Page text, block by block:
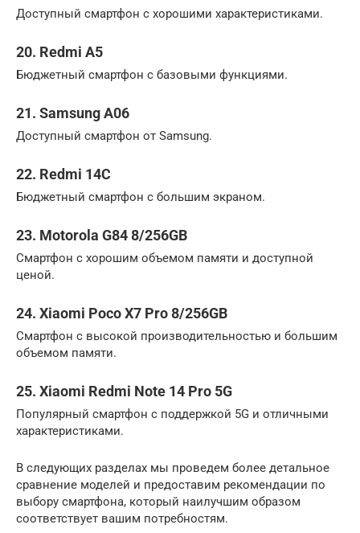
Доступный смартфон с хорошими характеристиками.
20. Redmi A5
Бюджетный смартфон с базовыми функциями.
21. Samsung A06
Доступный смартфон от Samsung.
22. Redmi 14C
Бюджетный смартфон с большим экраном.
23. Motorola G84 8/256GB
Смартфон с хорошим объемом памяти и доступной
ценой.
24. Xiaomi Poco X7 Pro 8/256GB
Смартфон с высокой производительностью и большим
объемом памяти.
25. Xiaomi Redmi Note 14 Pro 5G
Популярный смартфон с поддержкой 5G и отличными
характеристиками.
В следующих разделах мы проведем более детальное
сравнение моделей и предоставим рекомендации по
выбору смартфона, который наилучшим образом
соответствует вашим потребностям.